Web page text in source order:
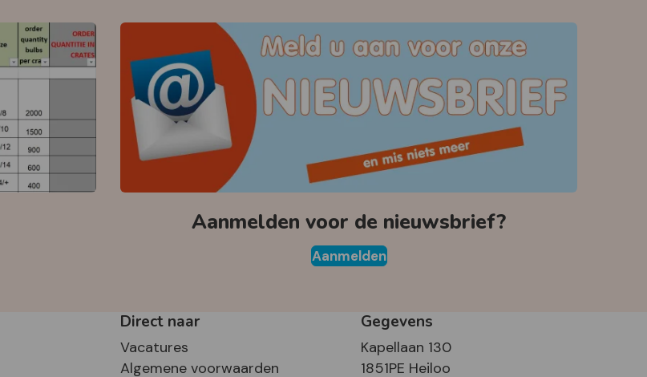
Aanmelden voor de nieuwsbrief?
Aanmelden
Direct naar
Vacatures
Algemene voorwaarden
Gegevens
Kapellaan 130
1851PE Heiloo